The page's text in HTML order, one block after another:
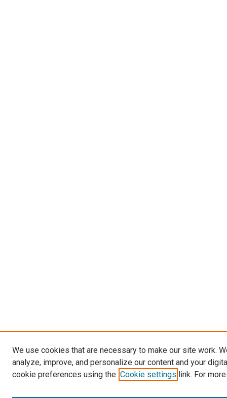
We use cookies that are necessary to make our site work.
analyze, improve, and personalize our content and your
cookie preferences using the Cookie settings link. For